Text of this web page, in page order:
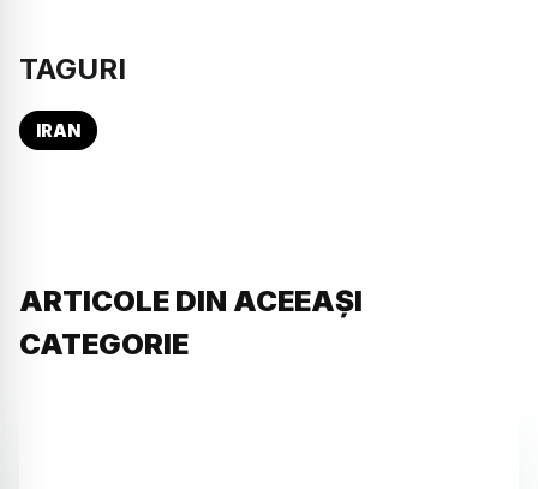
TAGURI
IRAN
ARTICOLE DIN ACEEAȘI
CATEGORIE